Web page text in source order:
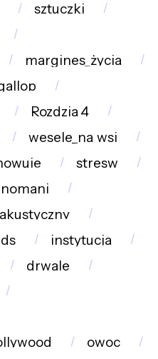
sztuczki
margines_życia
Rozdzia_4
wesele_na_wsi
stresw
instytucja
drwale
owoc